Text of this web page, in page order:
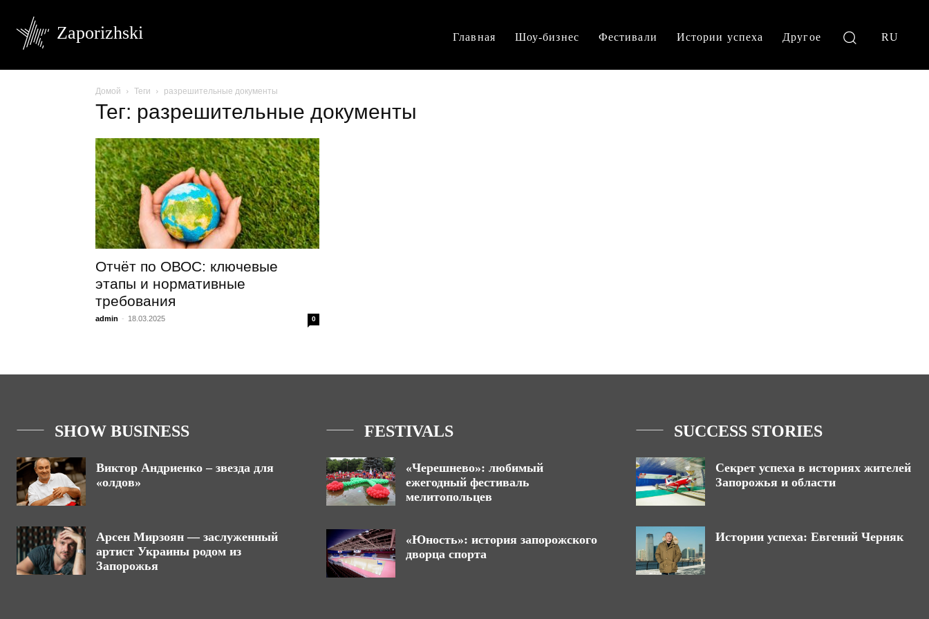
Zaporizhski Главная Шоу-бизнес Фестивали Истории успеха Другое RU
Домой Теги разрешительные документы
Тег: разрешительные документы
Отчёт по ОВОС: ключевые
этапы и нормативные
требования
admin - 18.03.2025 0
SHOW BUSINESS
Виктор Андриенко – звезда для
«олдов»
Арсен Мирзоян — заслуженный
артист Украины родом из
Запорожья
FESTIVALS
«Черешнево»: любимый
ежегодный фестиваль
мелитопольцев
«Юность»: история запорожского
дворца спорта
SUCCESS STORIES
Секрет успеха в историях жителей
Запорожья и области
Истории успеха: Евгений Черняк